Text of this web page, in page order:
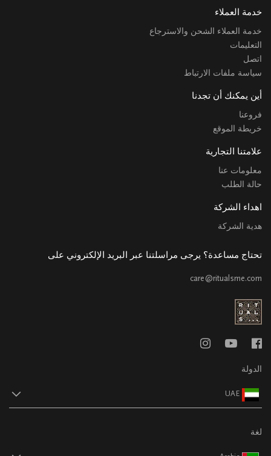
خدمة العملاء
خدمة العملاء الشحن والاسترجاع
التعليمات
اتصل
سياسة ملفات الارتباط
أين يمكنك أن تجدنا
فروعنا
خريطة الموقع
علامتنا التجارية
معلومات عنا
حالة الطلب
اهداء الشركة
هدية الشركة
تحتاج مساعدة؟ يرجى مراسلتنا عبر البريد الإلكتروني على
care@ritualsme.com
الدولة
UAE
لغة